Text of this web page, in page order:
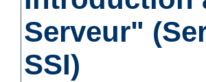
Serveur"
SSI)